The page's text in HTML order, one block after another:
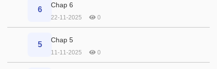
6
Chap 6
22-11-2025 0
5
Chap 5
11-11-2025 0